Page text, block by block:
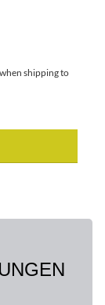
shipping to